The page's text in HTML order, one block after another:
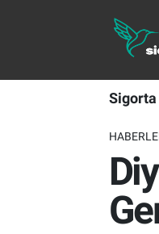
Sigorta
Sigorta Gündemi
Köşe Yazıları
Sağlık Sigortaları
Sporun Sigortası